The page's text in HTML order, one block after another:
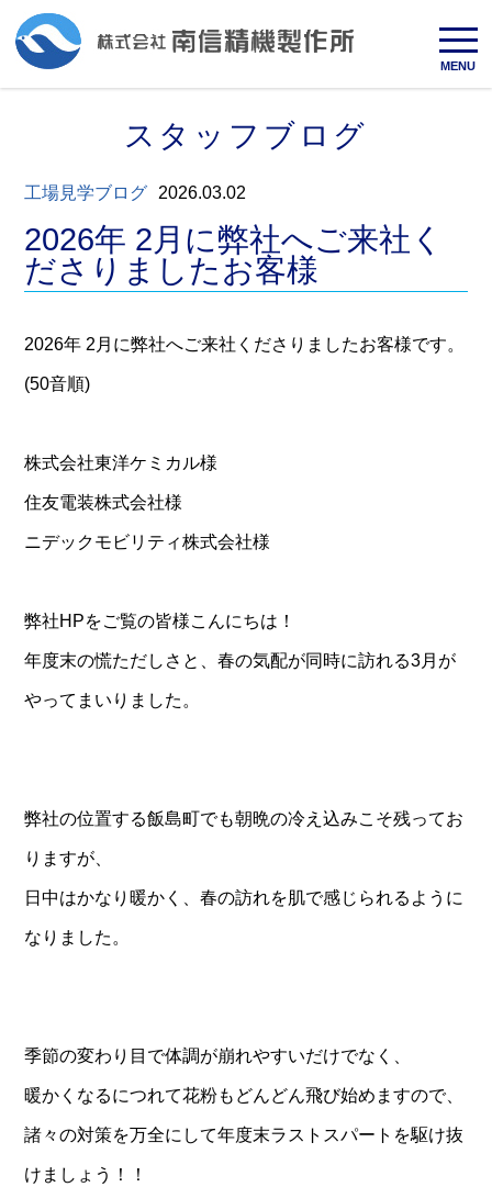
MENU
スタッフブログ
工場見学ブログ 2026.03.02
2026年 2月に弊社へご来社く
ださりましたお客様
2026年 2月に弊社へご来社くださりましたお客様です。
(50音順)
株式会社東洋ケミカル様
住友電装株式会社様
ニデックモビリティ株式会社様
弊社HPをご覧の皆様こんにちは！
年度末の慌ただしさと、春の気配が同時に訪れる3月が
やってまいりました。
弊社の位置する飯島町でも朝晩の冷え込みこそ残ってお
りますが、
日中はかなり暖かく、春の訪れを肌で感じられるように
なりました。
季節の変わり目で体調が崩れやすいだけでなく、
暖かくなるにつれて花粉もどんどん飛び始めますので、
諸々の対策を万全にして年度末ラストスパートを駆け抜
けましょう！！